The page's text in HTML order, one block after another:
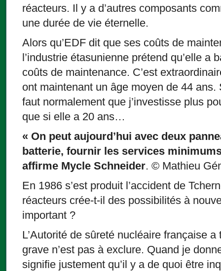
réacteurs. Il y a d’autres composants
une durée de vie éternelle.
Alors qu’EDF dit que ses coûts de
l’industrie étasunienne prétend qu’elle a
coûts de maintenance. C’est
ont maintenant un âge moyen de 44
faut normalement que j’investisse plus
que si elle a 20 ans…
« On peut aujourd’hui avec deux
batterie, fournir les services
affirme Mycle Schneider. © Mathieu
En 1986 s’est produit l’accident de
réacteurs crée-t-il des possibilités à
important ?
L’Autorité de sûreté nucléaire française a
grave n’est pas à exclure. Quand je
signifie justement qu’il y a de quoi être